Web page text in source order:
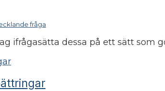
fråga
ifrågasätta dessa på ett sätt som